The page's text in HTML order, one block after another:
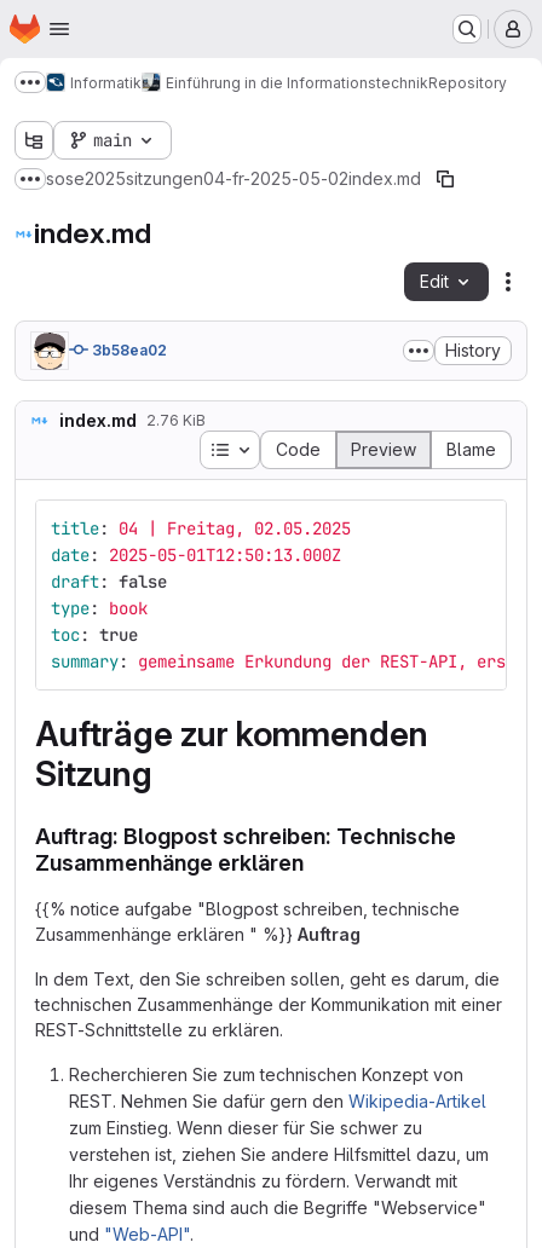
Skip to main content
Homepage
Show more breadcrumbs
Informatik Einführung in die InformationstechnikRepository
main
Show more breadcrumbs
sose2025sitzungen04-fr-2025-05-02index.md
index.md
Edit
3b58ea02 History
index.md 2.76 KiB
Table of contents
Code Preview Blame
title:
04 | Freitag, 02.05.2025
date:
2025-05-01T12:50:13.000Z
draft: false
type:
book
toc: true
summary: gemeinsame Erkundung der REST-API, erste
Aufträge zur kommenden
Sitzung
Auftrag: Blogpost schreiben: Technische
Zusammenhänge erklären
{{% notice aufgabe "Blogpost schreiben, technische
Zusammenhänge erklären " %}} Auftrag
In dem Text, den Sie schreiben sollen, geht es darum, die
technischen Zusammenhänge der Kommunikation mit einer
REST-Schnittstelle zu erklären.
Recherchieren Sie zum technischen Konzept von
REST. Nehmen Sie dafür gern den Wikipedia-Artikel
zum Einstieg. Wenn dieser für Sie schwer zu
verstehen ist, ziehen Sie andere Hilfsmittel dazu, um
Ihr eigenes Verständnis zu fördern. Verwandt mit
diesem Thema sind auch die Begriffe "Webservice"
und "Web-API".